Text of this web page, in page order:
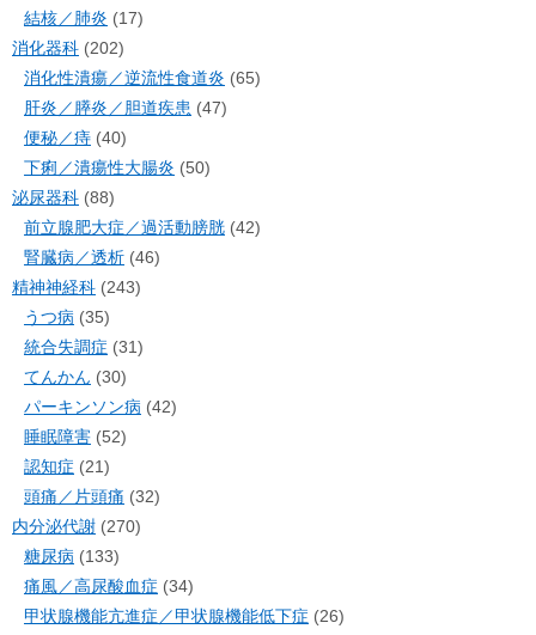
結核／肺炎 (17)
消化器科 (202)
消化性潰瘍／逆流性食道炎 (65)
肝炎／膵炎／胆道疾患 (47)
便秘／痔 (40)
下痢／潰瘍性大腸炎 (50)
泌尿器科 (88)
前立腺肥大症／過活動膀胱 (42)
腎臓病／透析 (46)
精神神経科 (243)
うつ病 (35)
統合失調症 (31)
てんかん (30)
パーキンソン病 (42)
睡眠障害 (52)
認知症 (21)
頭痛／片頭痛 (32)
内分泌代謝 (270)
糖尿病 (133)
痛風／高尿酸血症 (34)
甲状腺機能亢進症／甲状腺機能低下症 (26)